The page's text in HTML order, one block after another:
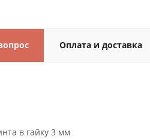
Оплата и доставка
в гайку 3 мм